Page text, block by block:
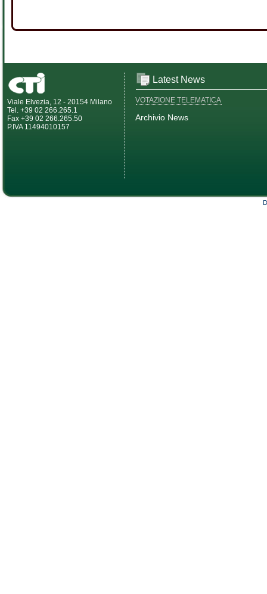
Viale Elvezia, 12 - 20154 Milano
Tel. +39 02 266.265.1
Fax +39 02 266.265.50
P.IVA 11494010157
Latest News
VOTAZIONE TELEMATICA
Archivio News